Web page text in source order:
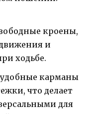
кроены,
и
ходьбе.
карманы
что делает
для